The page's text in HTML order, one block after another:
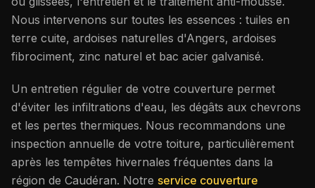
Nous intervenons sur toutes les essences : tuiles en
terre cuite, ardoises naturelles d'Angers, ardoises
fibrociment, zinc naturel et bac acier galvanisé.
Un entretien régulier de votre couverture permet
d'éviter les infiltrations d'eau, les dégâts aux chevrons
et les pertes thermiques. Nous recommandons une
inspection annuelle de votre toiture, particulièrement
après les tempêtes hivernales fréquentes dans la
région de Caudéran. Notre service couverture